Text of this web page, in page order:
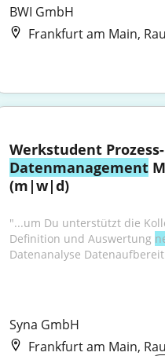
BWI GmbH
Frankfurt am Main,
Datenmanagement
(m|w|d)
"...um Du unterstützt die
Definition und Auswertung
Datenanalyse
Syna GmbH
Frankfurt am Main,